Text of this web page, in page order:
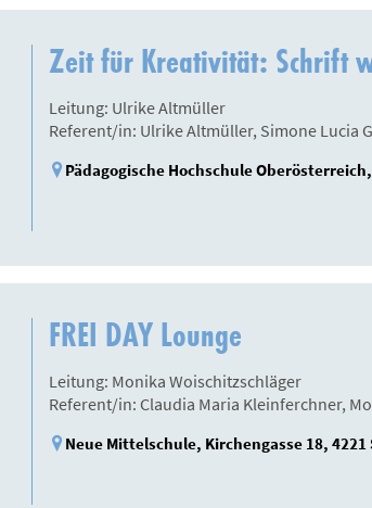
Zeit für Kreativität: Schrift
Leitung: Ulrike Altmüller
Referent/in: Ulrike Altmüller, Simone Lucia
Pädagogische Hochschule
FREI DAY Lounge
Leitung: Monika Woischitzschläger
Referent/in: Claudia Maria Kleinferchner,
Neue Mittelschule, Kirchengasse 18, 4221